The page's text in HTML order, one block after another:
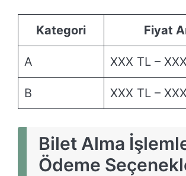
Kategori Fiyat
A XXX TL –
B XXX TL –
Bilet Alma
Ödeme